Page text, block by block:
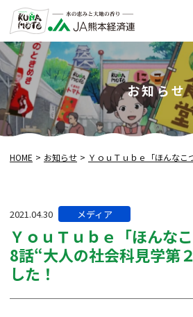
お知らせ
HOME お知らせ ＹｏｕＴｕｂｅ「ほんなこ
2021.04.30 カ
テ
ゴ
リー:
メディア
ＹｏｕＴｕｂｅ「ほんな
8話“大人の社会科見学第
した！